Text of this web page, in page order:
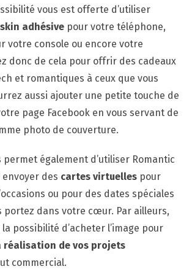
vous est offerte d’utiliser
skin adhésive pour votre téléphone,
votre console ou encore votre
donc de cela pour offrir des cadeaux
et romantiques à ceux que vous
aussi ajouter une petite touche de
page Facebook en vous servant de
photo de couverture.
permet également d’utiliser Romantic
des cartes virtuelles pour
ou pour des dates spéciales
portez dans votre cœur. Par ailleurs,
possibilité d’acheter l’image pour
réalisation de vos projets
commercial.